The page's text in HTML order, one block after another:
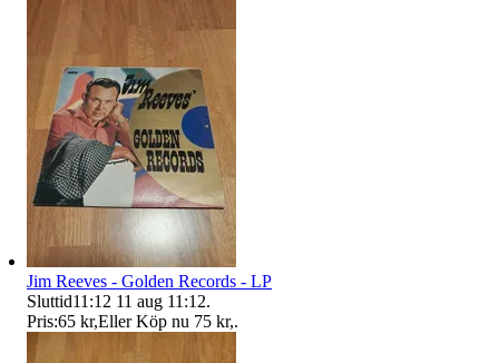
Jim Reeves - Golden Records - LP
Sluttid11:12 11 aug 11:12.
Pris:65 kr,Eller Köp nu 75 kr,.